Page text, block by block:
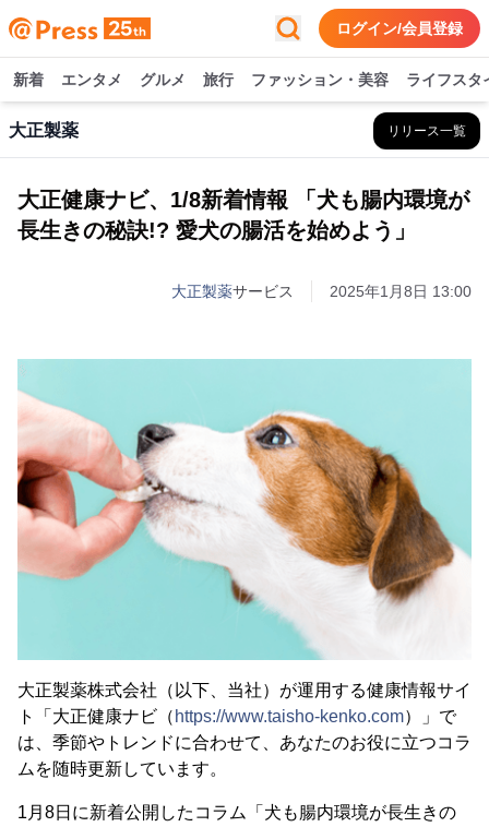
ログイン/会員登録
新着 エンタメ グルメ 旅行 ファッション・美容 ライフスタ
大正製薬 リリース一覧
大正健康ナビ、1/8新着情報 「犬も腸内環境が
長生きの秘訣!? 愛犬の腸活を始めよう」
大正製薬サービス 2025年1月8日 13:00
大正製薬株式会社（以下、当社）が運用する健康情報サイ
ト「大正健康ナビ（ https://www.taisho-kenko.com）」で
は、季節やトレンドに合わせて、あなたのお役に立つコラ
ムを随時更新しています。
1月8日に新着公開したコラム「犬も腸内環境が長生きの